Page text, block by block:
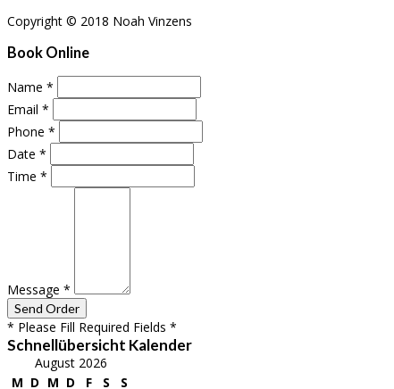
Copyright © 2018 Noah Vinzens
Book Online
Name *
Email *
Phone *
Date *
Time *
Message *
* Please Fill Required Fields *
Schnellübersicht Kalender
August 2026
M D M D F S S